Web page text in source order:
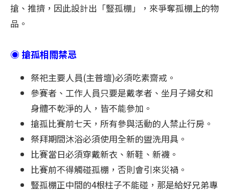
搶、推擠，因此設計出「豎孤棚」，來爭奪孤棚上的物
品。
◉ 搶孤相關禁忌
祭祀主要人員(主普壇)必須吃素齋戒。
參賽者、工作人員只要是戴孝者、坐月子婦女和
身體不乾淨的人，皆不能參加。
搶孤比賽前七天，所有參與活動的人禁止行房。
祭拜期間沐浴必須使用全新的盥洗用具。
比賽當日必須穿戴新衣、新鞋、新襪。
比賽前不得觸碰孤棚，否則會引來災禍。
豎孤棚正中間的4根柱子不能碰，那是給好兄弟專